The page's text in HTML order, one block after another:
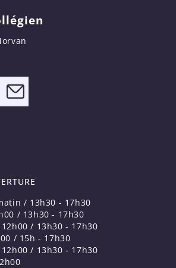
/ 13h30 - 17h30
/ 13h30 - 17h30
/ 13h30 - 17h30
/ 15h - 17h30
/ 13h30 - 17h30